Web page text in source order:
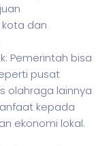
dan
Pemerintah bisa
pusat
olahraga lainnya
kepada
ekonomi lokal.